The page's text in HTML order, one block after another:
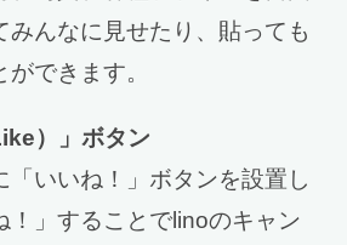
みんなに見せたり、貼っても
できます。
）」ボタン
「いいね！」ボタンを設置し
！」することでlinoのキャン